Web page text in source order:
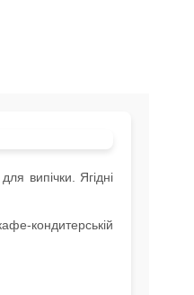
випічки. Ягідні
кондитерській